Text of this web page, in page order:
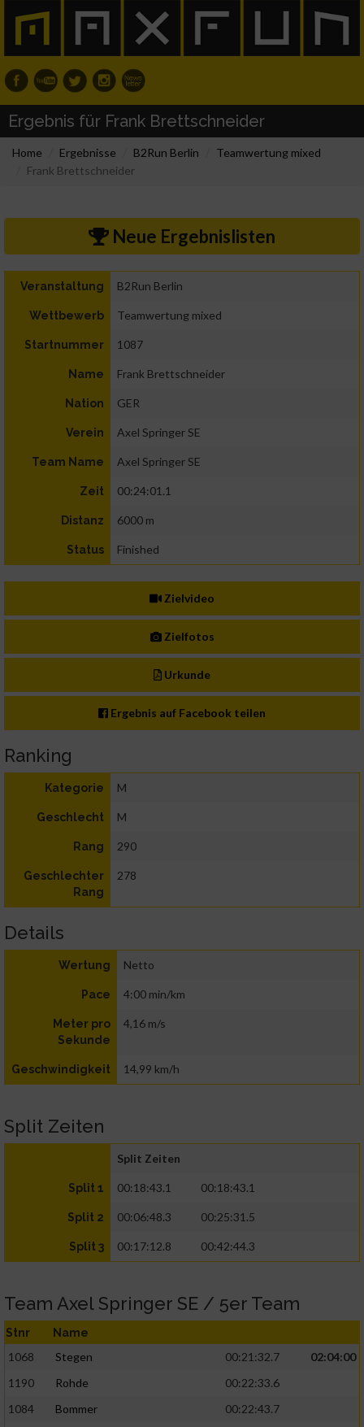
Ergebnis für Frank Brettschneider
Home Ergebnisse B2Run Berlin
Teamwertung mixed
Frank Brettschneider
Neue Ergebnislisten
Veranstaltung B2Run Berlin
Wettbewerb Teamwertung mixed
Startnummer 1087
Name Frank Brettschneider
Nation GER
Verein Axel Springer SE
Team Name Axel Springer SE
Zeit 00:24:01.1
Distanz 6000 m
Status Finished
Zielvideo
Zielfotos
Urkunde
Ergebnis auf Facebook teilen
Ranking
Kategorie M
Geschlecht M
Rang 290
Geschlechter
Rang
278
Details
Wertung Netto
Pace 4:00 min/km
Meter pro
Sekunde
4,16 m/s
Geschwindigkeit 14,99 km/h
Split Zeiten
Split Zeiten
Split 1 00:18:43.1 00:18:43.1
Split 2 00:06:48.3 00:25:31.5
Split 3 00:17:12.8 00:42:44.3
Team Axel Springer SE / 5er Team
Stnr Name
1068 Stegen 00:21:32.7
02:04:00
1190
Rohde
00:22:33.6
1084
Bommer
00:22:43.7